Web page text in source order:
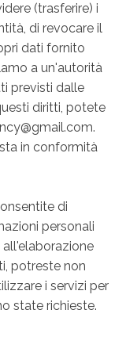
(trasferire) i
di revocare il
dati fornito
a un'autorità
previsti dalle
diritti, potete
in conformità
di
personali
potreste non
i servizi per
state richieste.